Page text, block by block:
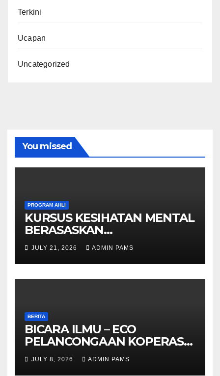
Terkini
Ucapan
Uncategorized
You missed
PROGRAM AHLI
KURSUS KESIHATAN MENTAL
BERASASKAN
HYPNOTHERAPY GERAN
OLEH KPWKKK SARAWAK
JULY 21, 2026 ADMIN PAMS
BERITA
BICARA ILMU – ECO
PELANCONGAAN KOPERASI –
DARI ALAM KE EKONOMI
KOMUNITI
JULY 8, 2026 ADMIN PAMS